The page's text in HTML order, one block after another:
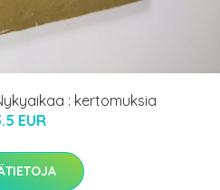
: kertomuksia
EUR